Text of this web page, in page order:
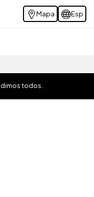
Mapa Esp
todos.